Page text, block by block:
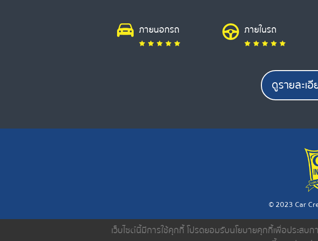
ภายนอกรถ ภายในรถ
ดูรายละเ
© 2023 Car
เกี่ยวกับเรา บริการของเรา ค้นหารถมือสอง
เว็บไซต์นี้มีการใช้คุกกี้ โปรดยอมรับนโยบายคุกกี้เพื่อประส